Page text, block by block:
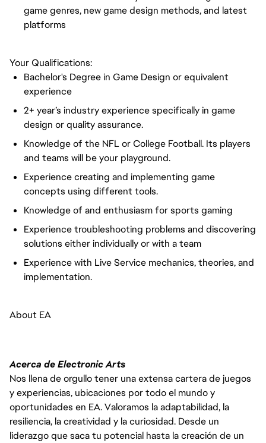
game genres, new game design methods, and latest
platforms
Your Qualifications:
Bachelor's Degree in Game Design or equivalent
experience
2+ year’s industry experience specifically in game
design or quality assurance.
Knowledge of the NFL or College Football. Its players
and teams will be your playground.
Experience creating and implementing game
concepts using different tools.
Knowledge of and enthusiasm for sports gaming
Experience troubleshooting problems and discovering
solutions either individually or with a team
Experience with Live Service mechanics, theories, and
implementation.
About EA
Acerca de Electronic Arts
Nos llena de orgullo tener una extensa cartera de juegos
y experiencias, ubicaciones por todo el mundo y
oportunidades en EA. Valoramos la adaptabilidad, la
resiliencia, la creatividad y la curiosidad. Desde un
liderazgo que saca tu potencial hasta la creación de un